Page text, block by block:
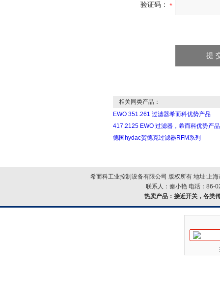
验证码：
相关同类产品：
EWO 351.261 过滤器希而科优势产品
417.2125 EWO 过滤器，希而科优势产品
德国hydac贺德克过滤器RFM系列
希而科工业控制设备有限公司 版权所有 地址:上
联系人：秦小艳 电话：86-
热卖产品： 接近开关，各类